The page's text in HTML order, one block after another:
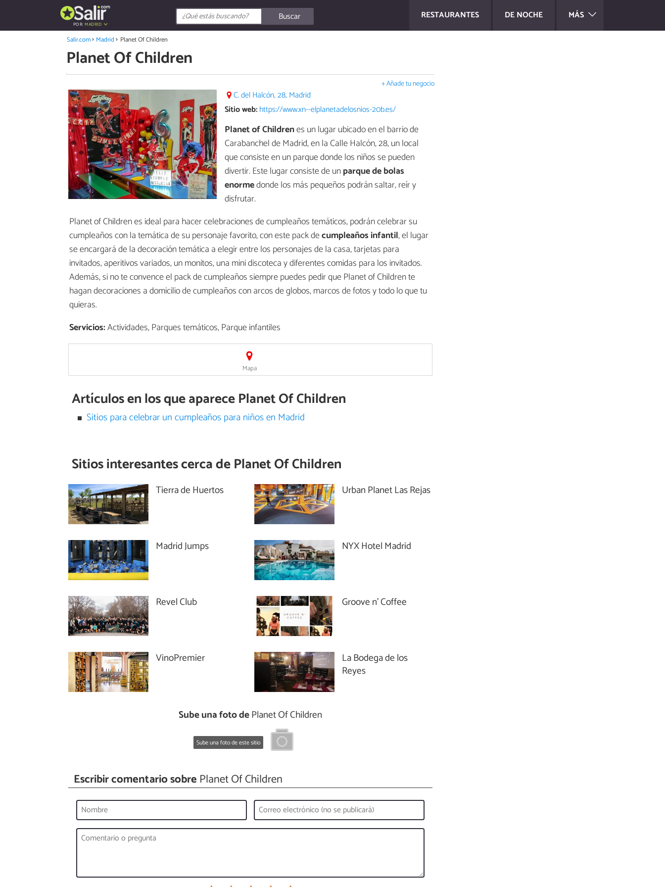
RESTAURANTES DE NOCHE MÁS
POR:MADRID
Buscar
Salir.com Madrid Planet Of Children
Planet Of Children
+ Añade tu negocio
C. del Halcón, 28, Madrid
Sitio web:https://www.xn--elplanetadelosnios-20b.es/
Planet of Childrenes un lugar ubicado en el barrio de
Carabanchel de Madrid, en la Calle Halcón, 28, un local
que consiste en un parque donde los niños se pueden
divertir. Este lugar consiste de unparque de bolas
enormedonde los más pequeños podrán saltar, reír y
disfrutar.
Planet of Children es ideal para hacer celebraciones de cumpleaños temáticos, podrán celebrar su
cumpleaños con la temática de su personaje favorito, con este pack decumpleaños infantil, el lugar
se encargará de la decoración temática a elegir entre los personajes de la casa, tarjetas para
invitados, aperitivos variados, un monitos, una mini discoteca y diferentes comidas para los invitados.
Además, si no te convence el pack de cumpleaños siempre puedes pedir que Planet of Children te
hagan decoraciones a domicilio de cumpleaños con arcos de globos, marcos de fotos y todo lo que tu
quieras.
Servicios:Actividades, Parques temáticos, Parque infantiles
Mapa
Artículos en los que aparece Planet Of Children
Sitios para celebrar un cumpleaños para niños en Madrid
Sitios interesantes cerca dePlanet Of Children
Tierra de Huertos Urban Planet Las Rejas
Madrid Jumps NYX Hotel Madrid
Revel Club Groove n’ Coffee
VinoPremier
La Bodega de los
Reyes
Sube una foto dePlanet Of Children
Sube una foto de este sitio
Escribir comentario sobre Planet Of Children